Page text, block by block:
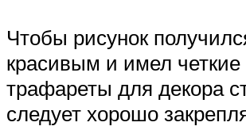
Чтобы рисунок
красивым и имел четкие
трафареты для декора
следует хорошо